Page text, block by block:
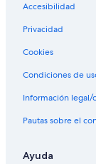
Accesibilidad
Privacidad
Cookies
Condiciones de
Información legal/
Pautas sobre el
Ayuda